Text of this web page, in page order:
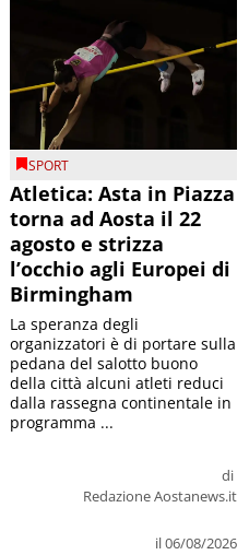
SPORT
Atletica: Asta in Piazza
torna ad Aosta il 22
agosto e strizza
l’occhio agli Europei di
Birmingham
di
Redazione Aostanews.it
il 06/08/2026
La speranza degli
organizzatori è di portare sulla
pedana del salotto buono
della città alcuni atleti reduci
dalla rassegna continentale in
programma ...